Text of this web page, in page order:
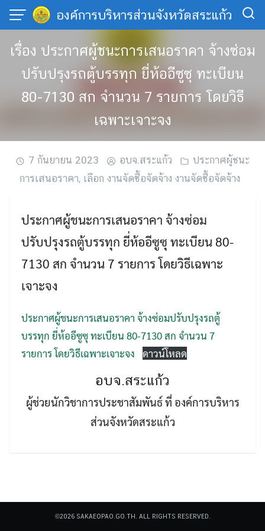
Skip
content
องค์การบริหารส่วนจังหวัดสระแก้ว
Search
เรื่อง ประกาศผู้ชนะการเสนอราคา จ้างซ่อม
ปรับปรุงรถตู้บรรทุก ยี่ห้ออีซูซุ ทะเบียน
80-7130 สก จำนวน 7 รายการ โดยวิธี
เฉพาะเจาะจง
7 กันยายน 2023 อบจ.สระแก้ว
ประกาศผู้ชนะ
การเสนอราคา, เลือก งานจัดซื้อจัดจ้าง งานจัดซื้อจัดจ้าง
ประกาศผู้ชนะการเสนอราคา จ้างซ่อม
ปรับปรุงรถตู้บรรทุก ยี่ห้ออีซูซุ ทะเบียน 80-
7130 สก จำนวน 7 รายการ โดยวิธีเฉพาะ
เจาะจง
ประกาศผู้ชนะการเสนอราคา จ้างซ่อมปรับปรุงรถตู้
บรรทุก ยี่ห้ออีซูซุ ทะเบียน 80-7130 สก จำนวน 7
รายการ โดยวิธีเฉพาะเจาะจง
ดาวน์โหลด
อบจ.สระแก้ว
ผู้ช่วยนักวิชาการประชาสัมพันธ์ ที่ องค์การบริหาร
ส่วนจังหวัดสระแก้ว
©2026 SAKAEOPAO.GO.TH. ALL RIGHTS RESERVED.